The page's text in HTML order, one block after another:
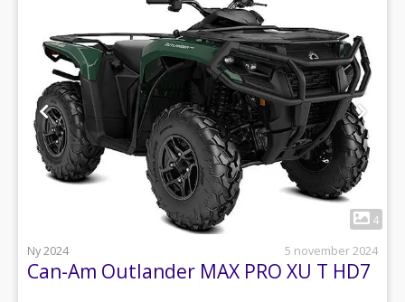
1
4
Ny 2024
5 november 2024
Can-Am Outlander MAX PRO XU T HD7